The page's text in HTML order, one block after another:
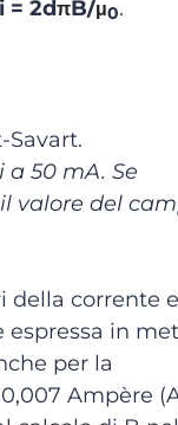
i = 2dπB/μ0.
50 mA. Se
valore del
della corrente e
espressa in
per la
Ampère